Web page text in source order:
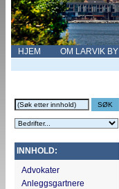
HJEM OM LARVIK BY
INNHOLD:
Advokater
Anleggsgartnere